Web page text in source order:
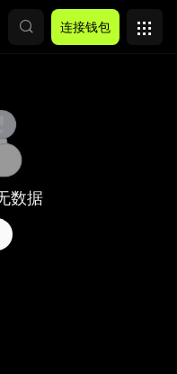
连接钱包
数据